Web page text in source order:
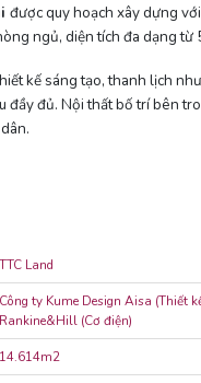
được quy hoạch xây dựng
ngủ, diện tích đa dạng từ
kế sáng tạo, thanh lịch
đủ. Nội thất bố trí bên
TTC Land
Công ty Kume Design Aisa (Thiết
Rankine&Hill (Cơ điện)
14.614m2